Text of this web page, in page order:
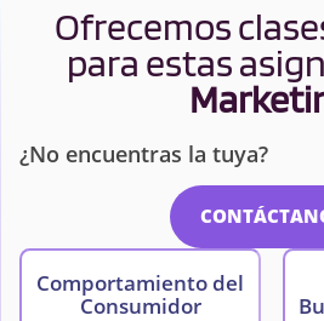
Ofrecemos
para estas
¿No encuentras la tuya?
Comportamiento del
Consumidor